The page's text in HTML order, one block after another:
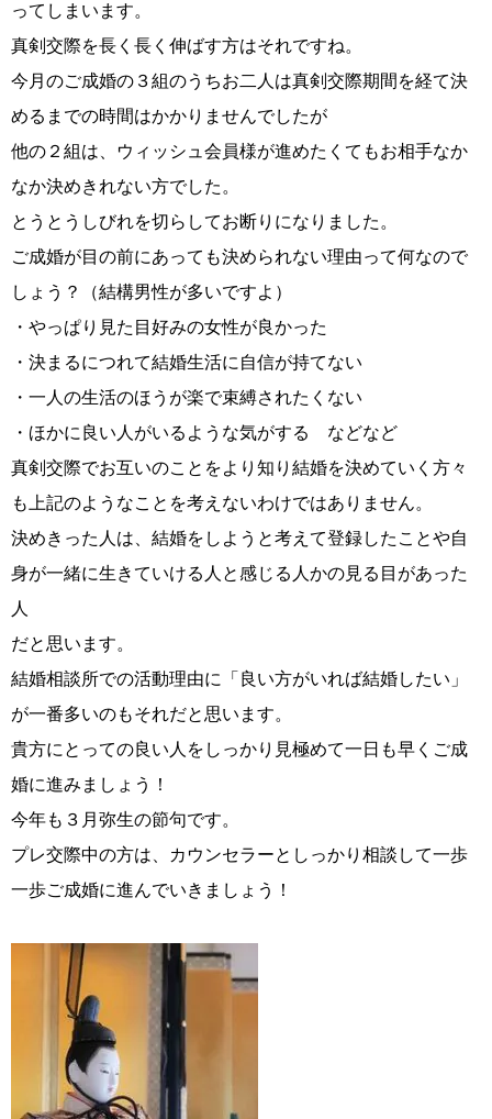
お問い合わせ 会員様の声
鹿児島店 佐世保店
ウィッシュの婚活メソッド
親御様から始める婚活
ウィッシュブログ
会社概要
ってしまいます。
真剣交際を長く長く伸ばす方はそれですね。
今月のご成婚の３組のうちお二人は真剣交際期間を経て決
めるまでの時間はかかりませんでしたが
他の２組は、ウィッシュ会員様が進めたくてもお相手なか
なか決めきれない方でした。
とうとうしびれを切らしてお断りになりました。
ご成婚が目の前にあっても決められない理由って何なので
しょう？（結構男性が多いですよ）
・やっぱり見た目好みの女性が良かった
・決まるにつれて結婚生活に自信が持てない
・一人の生活のほうが楽で束縛されたくない
・ほかに良い人がいるような気がする などなど
真剣交際でお互いのことをより知り結婚を決めていく方々
も上記のようなことを考えないわけではありません。
決めきった人は、結婚をしようと考えて登録したことや自
身が一緒に生きていける人と感じる人かの見る目があった
人
だと思います。
結婚相談所での活動理由に「良い方がいれば結婚したい」
が一番多いのもそれだと思います。
貴方にとっての良い人をしっかり見極めて一日も早くご成
婚に進みましょう！
今年も３月弥生の節句です。
プレ交際中の方は、カウンセラーとしっかり相談して一歩
一歩ご成婚に進んでいきましょう！